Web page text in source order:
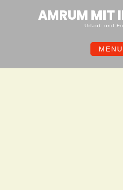
AMRUM MIT
Urlaub und
MENU